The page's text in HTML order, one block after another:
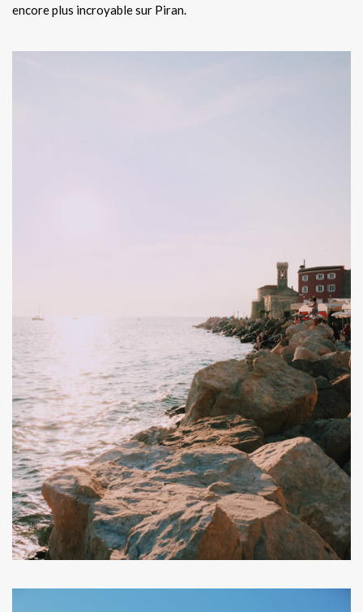
encore plus incroyable sur Piran.